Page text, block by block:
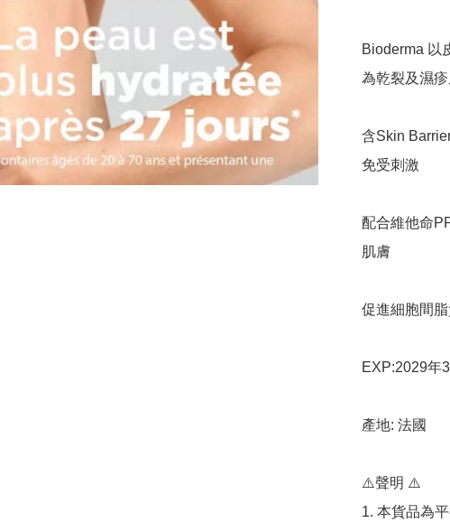
Bioderma 以
為乾裂及濕
含Skin
免受刺激
配合維他命
肌膚
促進細胞間
EXP:2029年
產地: 法國
⚠️聲明 ⚠️
1. 本貨品為